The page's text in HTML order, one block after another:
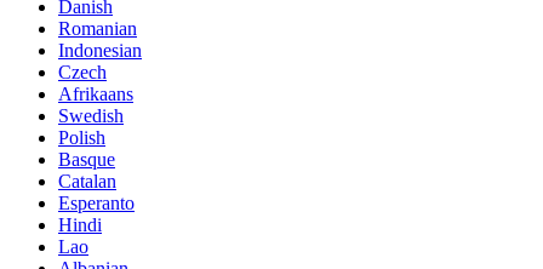
Danish
Romanian
Indonesian
Czech
Afrikaans
Swedish
Polish
Basque
Catalan
Esperanto
Hindi
Lao